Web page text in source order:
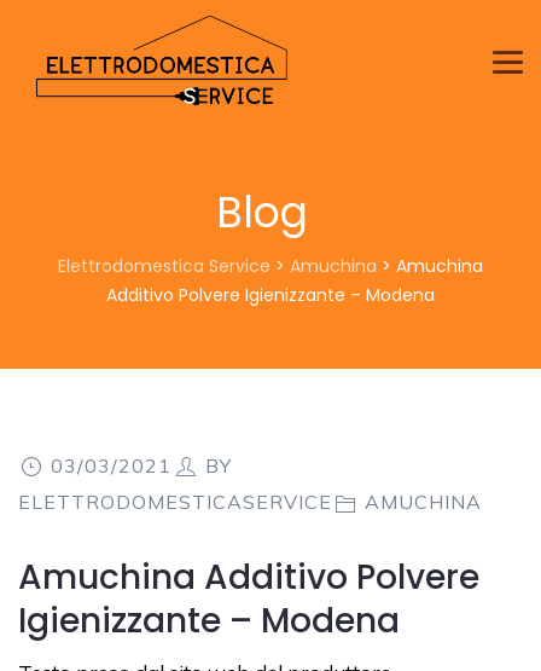
Blog
Elettrodomestica Service > Amuchina > Amuchina
Additivo Polvere Igienizzante – Modena
03/03/2021
BY
ELETTRODOMESTICASERVICE
AMUCHINA
Amuchina Additivo Polvere
Igienizzante – Modena